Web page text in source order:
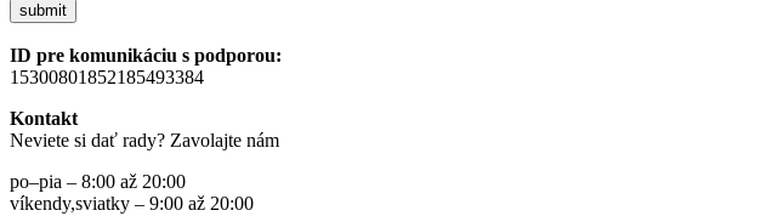
submit
ID pre komunikáciu s podporou:
15300801852185493384
Kontakt
Neviete si dať rady? Zavolajte nám
po–pia – 8:00 až 20:00
víkendy,sviatky – 9:00 až 20:00